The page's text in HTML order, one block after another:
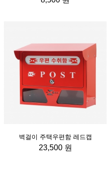
벽걸이 주택우편함 레드캡
23,500 원